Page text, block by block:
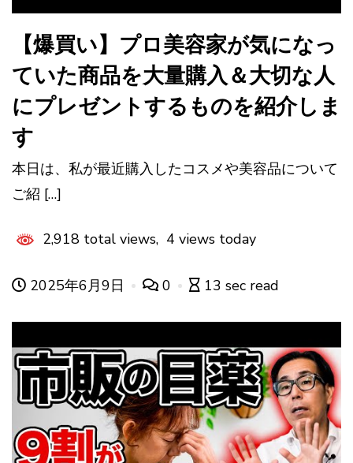
【爆買い】プロ美容家が気になっ
ていた商品を大量購入＆大切な人
にプレゼントするものを紹介しま
す
本日は、私が最近購入したコスメや美容品について
ご紹 […]
2,918 total views, 4 views today
2025年6月9日 0 13 sec read